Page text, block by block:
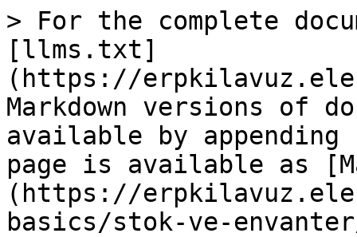
> For the complete
[llms.txt]
(https://
Markdown versions of
available by
page is available as
(https://
basics/stok-ve-